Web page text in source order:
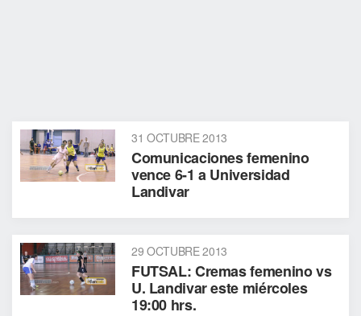
31 OCTUBRE 2013
Comunicaciones femenino
vence 6-1 a Universidad
Landivar
29 OCTUBRE 2013
FUTSAL: Cremas femenino vs
U. Landivar este miércoles
19:00 hrs.